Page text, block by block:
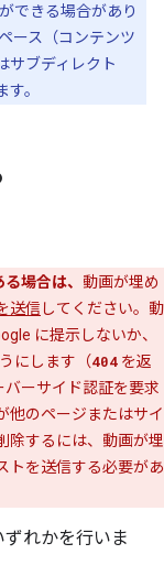
できる場合があり
ース（コンテンツ
サブディレクト
。
場合は、 動画が埋め
送信 してください。動
に提示しないか、
にします（404 を返
ーサイド認証を要求
他のページまたはサイ
除するには、動画が埋
トを送信する必要があ
れかを行いま